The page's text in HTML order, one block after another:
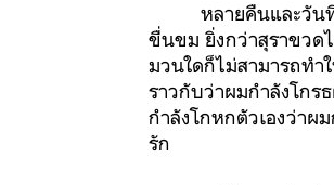
หลายคืนและวัน
ขื่นขม ยิ่งกว่าสุราขวด
มวนใดก็ไม่สามารถท
ราวกับว่าผมกำลังโกร
กำลังโกหกตัวเองว่าผ
รัก